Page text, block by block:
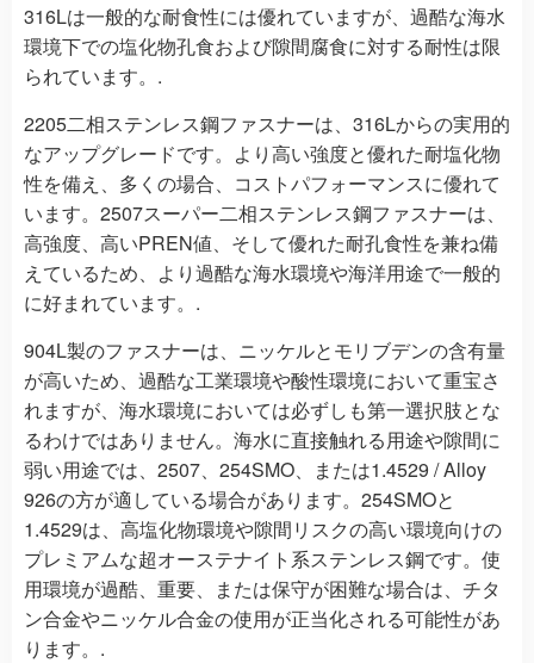
316Lは一般的な耐食性には優れていますが、過酷な海水
環境下での塩化物孔食および隙間腐食に対する耐性は限
られています。.
2205二相ステンレス鋼ファスナーは、316Lからの実用的
なアップグレードです。より高い強度と優れた耐塩化物
性を備え、多くの場合、コストパフォーマンスに優れて
います。2507スーパー二相ステンレス鋼ファスナーは、
高強度、高いPREN値、そして優れた耐孔食性を兼ね備
えているため、より過酷な海水環境や海洋用途で一般的
に好まれています。.
904L製のファスナーは、ニッケルとモリブデンの含有量
が高いため、過酷な工業環境や酸性環境において重宝さ
れますが、海水環境においては必ずしも第一選択肢とな
るわけではありません。海水に直接触れる用途や隙間に
弱い用途では、2507、254SMO、または1.4529 / Alloy
926の方が適している場合があります。254SMOと
1.4529は、高塩化物環境や隙間リスクの高い環境向けの
プレミアムな超オーステナイト系ステンレス鋼です。使
用環境が過酷、重要、または保守が困難な場合は、チタ
ン合金やニッケル合金の使用が正当化される可能性があ
ります。.